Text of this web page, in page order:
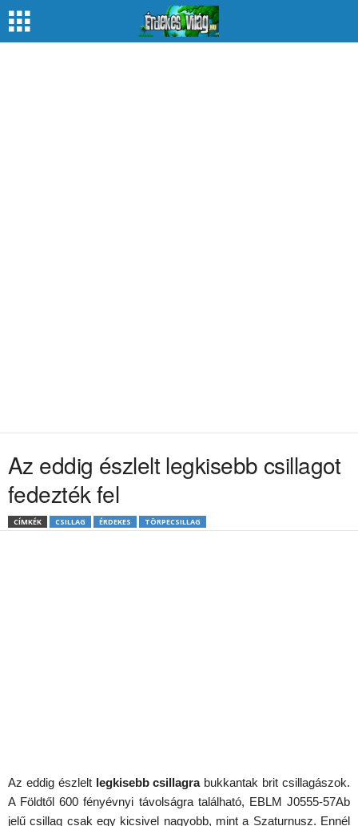
Az eddig észlelt legkisebb csillagot
fedezték fel
CÍMKÉK CSILLAG ÉRDEKES TÖRPECSILLAG
Az eddig észlelt legkisebb csillagrabukkantak brit csillagászok.
A Földtől 600 fényévnyi távolságra található, EBLM J0555-57Ab
jelű csillag csak egy kicsivel nagyobb, mint a Szaturnusz. Ennél